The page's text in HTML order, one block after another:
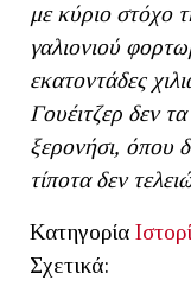
με κύριο στόχο
γαλιονιού
εκατοντάδες
Γουέιτζερ δεν
ξερονήσι, όπου
τίποτα δεν
Κατηγορία
Σχετικά: